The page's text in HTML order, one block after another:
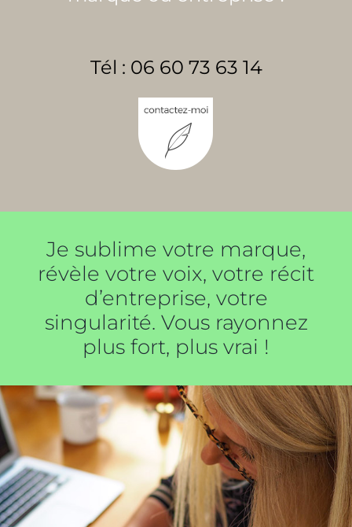
Tél : 06 60 73 63 14
Je sublime votre marque,
révèle votre voix, votre récit
d’entreprise, votre
singularité. Vous rayonnez
plus fort, plus vrai !